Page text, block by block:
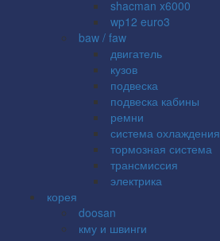
shacman x6000
wp12 euro3
baw / faw
двигатель
кузов
подвеска
подвеска кабины
ремни
система охлаждения
тормозная система
трансмиссия
электрика
корея
doosan
кму и швинги